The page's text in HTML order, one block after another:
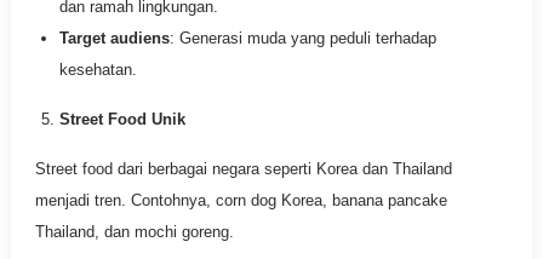
dan ramah lingkungan.
Target audiens: Generasi muda yang peduli terhadap
kesehatan.
Street Food Unik
Street food dari berbagai negara seperti Korea dan Thailand
menjadi tren. Contohnya, corn dog Korea, banana pancake
Thailand, dan mochi goreng.